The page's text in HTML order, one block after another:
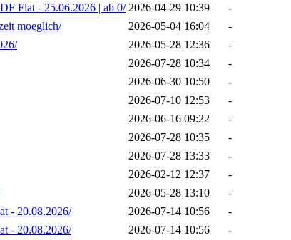
Flat - 25.06.2026 | ab 0/ 2026-04-29 10:39
-
moeglich/
2026-05-04 16:04
-
2026-05-28 12:36
-
2026-07-28 10:34
-
2026-06-30 10:50
-
2026-07-10 12:53
-
2026-06-16 09:22
-
2026-07-28 10:35
-
2026-07-28 13:33
-
2026-02-12 12:37
-
2026-05-28 13:10
-
- 20.08.2026/
2026-07-14 10:56
-
- 20.08.2026/
2026-07-14 10:56 -